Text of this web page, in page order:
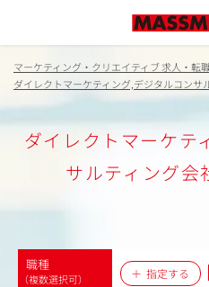
マーケティング・クリエイティブ 求人・転
ダイレクトマーケティング,デジタルコンサ
ダイレクトマーケテ
サルティング会
職種
（複数選択可） 指定する